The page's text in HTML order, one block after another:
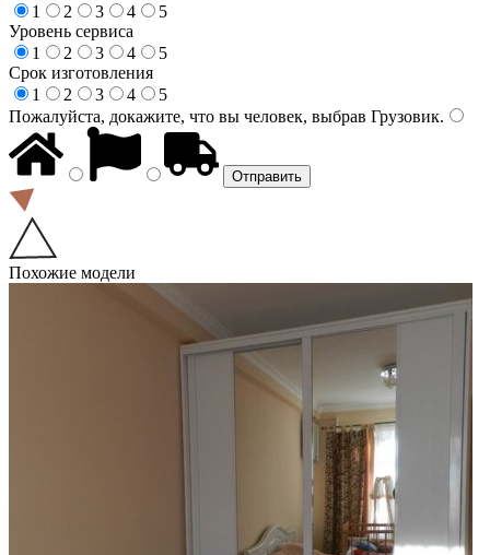
1
2 3 4
5
Уровень сервиса
1
2 3 4
5
Срок изготовления
1
2 3 4
5
Пожалуйста, докажите, что вы человек, выбрав Грузовик.
Похожие модели